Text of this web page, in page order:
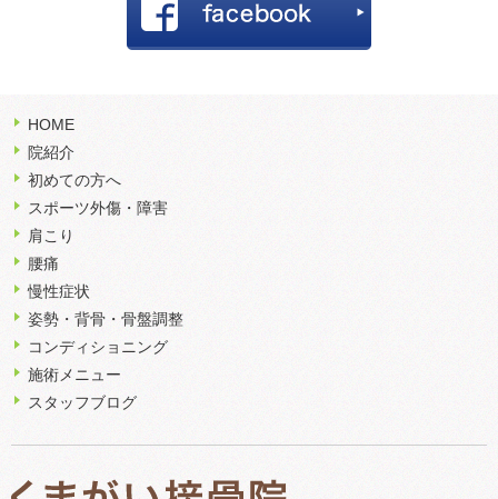
HOME
院紹介
初めての方へ
スポーツ外傷・障害
肩こり
腰痛
慢性症状
姿勢・背骨・骨盤調整
コンディショニング
施術メニュー
スタッフブログ